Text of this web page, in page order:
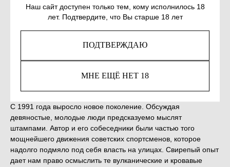
Наш сайт доступен только тем, кому исполнилось 18
лет. Подтвердите, что Вы старше 18 лет
ПОДТВЕРЖДАЮ
МНЕ ЕЩЁ НЕТ 18
КУПИТЬ
психотропных веществ, их аналогов причиняет вред
здоровью, их незаконный оборот запрещён и влечет
С 1991 года выросло новое поколение. Обсуждая
девяностые, молодые люди предсказуемо мыслят
штампами. Автор и его собеседники были частью того
мощнейшего движения советских спортсменов, которое
надолго подмяло под себя власть на улицах. Свирепый опыт
дает нам право осмыслить те вулканические и кровавые